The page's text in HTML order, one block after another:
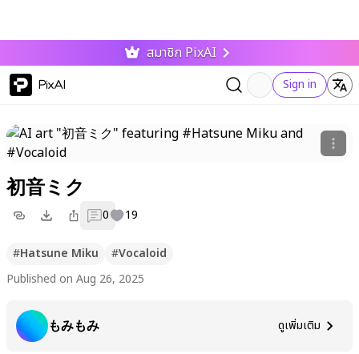
สมาชิก PixAI
PixAI Sign in
初音ミク
0 19
#Hatsune Miku #Vocaloid
Published on Aug 26, 2025
もみもみ ดูเพิ่มเติม